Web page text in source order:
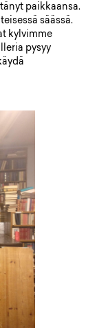
paikkaansa.
säässä.
kylvimme
pysyy